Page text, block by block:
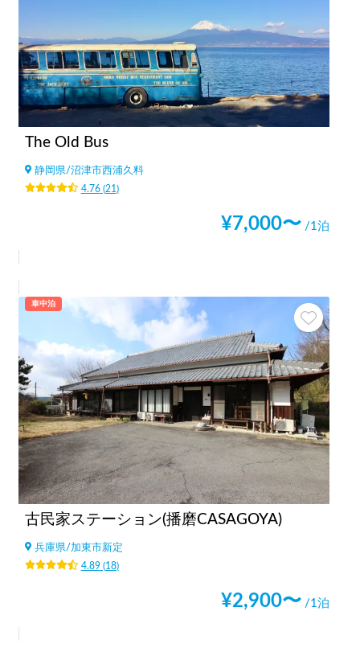
The Old Bus
静岡県/沼津市西浦久料
4.76(21 )
¥7,000〜 /1泊
車中泊
古民家ステーション(播磨CASAGOYA)
兵庫県/加東市新定
4.89(18)
¥2,900〜 /1泊